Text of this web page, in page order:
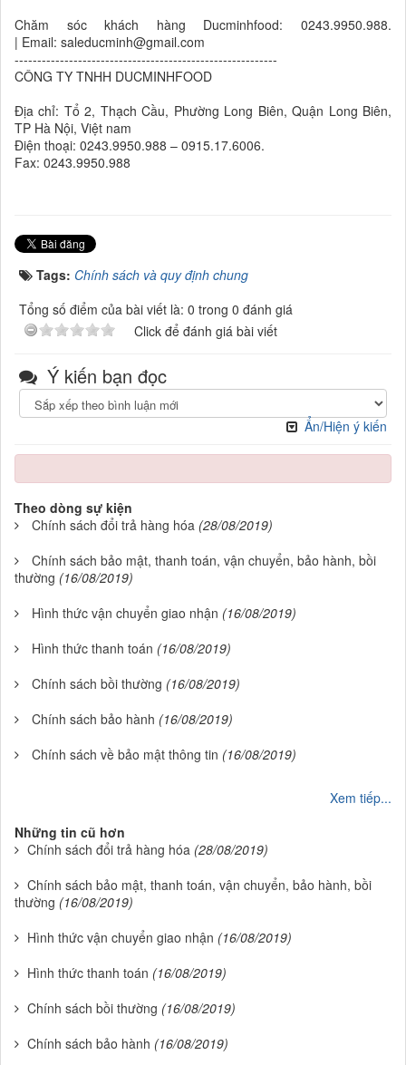
Chăm sóc khách hàng Ducminhfood: 0243.9950.988.
| Email: saleducminh@gmail.com
----------------------------------------------------------
CÔNG TY TNHH DUCMINHFOOD
Địa chỉ: Tổ 2, Thạch Cầu, Phường Long Biên, Quận Long Biên,
TP Hà Nội, Việt nam
Điện thoại: 0243.9950.988 – 0915.17.6006.
Fax: 0243.9950.988
Tags: Chính sách và quy định chung
Tổng số điểm của bài viết là: 0 trong 0 đánh giá
Click để đánh giá bài viết
Ý kiến bạn đọc
Ẩn/Hiện ý kiến
Theo dòng sự kiện
Chính sách đổi trả hàng hóa (28/08/2019)
Chính sách bảo mật, thanh toán, vận chuyển, bảo hành, bồi
thường (16/08/2019)
Hình thức vận chuyển giao nhận (16/08/2019)
Hình thức thanh toán (16/08/2019)
Chính sách bồi thường (16/08/2019)
Chính sách bảo hành (16/08/2019)
Chính sách về bảo mật thông tin (16/08/2019)
Xem tiếp...
Những tin cũ hơn
Chính sách đổi trả hàng hóa (28/08/2019)
Chính sách bảo mật, thanh toán, vận chuyển, bảo hành, bồi
thường (16/08/2019)
Hình thức vận chuyển giao nhận (16/08/2019)
Hình thức thanh toán (16/08/2019)
Chính sách bồi thường (16/08/2019)
Chính sách bảo hành (16/08/2019)